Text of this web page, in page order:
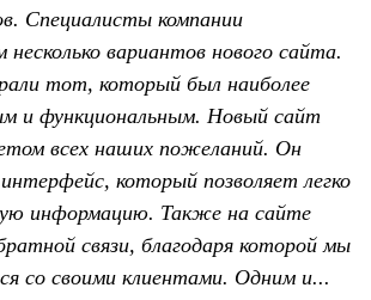
Специалисты компании
вариантов нового сайта.
тот, который был наиболее
и функциональным. Новый сайт
всех наших пожеланий. Он
который позволяет легко
информацию. Также на сайте
связи, благодаря которой мы
со своими клиентами. Одним и...